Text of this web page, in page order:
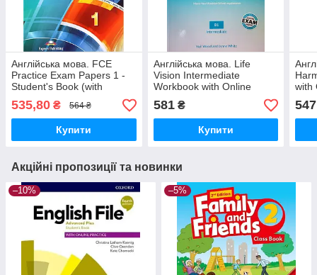
Англійська мова. FCE
Practice Exam Papers 1 -
Student's Book (with
Digibooks App)
535,80 ₴ 564 ₴
Купити
Англійська мова. Life
Vision Intermediate
Workbook with Online
Practice
581₴
Купити
with
547
Акційні пропозиції та новинки
–10% –5%